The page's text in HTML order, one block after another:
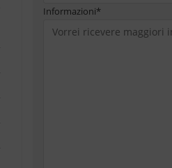
Informazioni*